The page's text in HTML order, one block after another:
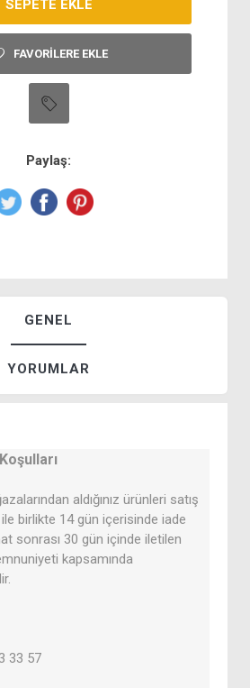
FAVORILERE EKLE
Paylaş:
GENEL
YORUMLAR
aldığınız ürünleri satış
birlikte 14 gün içerisinde iade
sonrası 30 gün içinde iletilen
kapsamında
33 57